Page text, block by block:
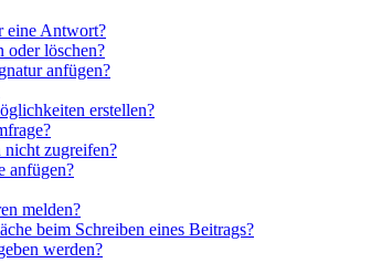
eine Antwort?
oder löschen?
anfügen?
erstellen?
nicht zugreifen?
anfügen?
melden?
beim Schreiben eines Beitrags?
werden?